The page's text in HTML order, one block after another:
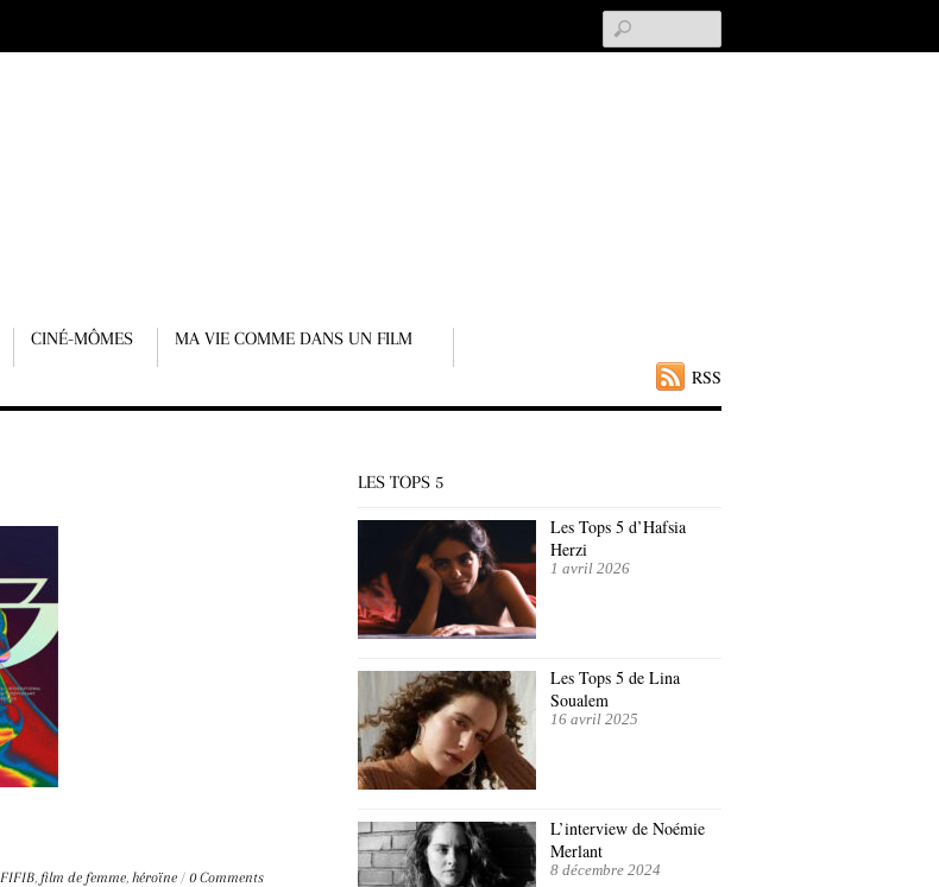
RSS
CINÉ-MÔMES
MA VIE COMME DANS UN FILM
FIFIB, film de femme, héroïne / 0 Comments
LES TOPS 5
Les Tops 5 d’Hafsia
Herzi
1 avril 2026
Les Tops 5 de Lina
Soualem
16 avril 2025
L’interview de Noémie
Merlant
8 décembre 2024